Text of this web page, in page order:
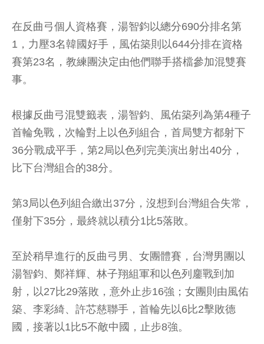
在反曲弓個人資格賽，湯智鈞以總分690分排名第
1，力壓3名韓國好手，風佑築則以644分排在資格
賽第23名，教練團決定由他們聯手搭檔參加混雙賽
事。
根據反曲弓混雙籤表，湯智鈞、風佑築列為第4種子
首輪免戰，次輪對上以色列組合，首局雙方都射下
36分戰成平手，第2局以色列完美演出射出40分，
比下台灣組合的38分。
第3局以色列組合繳出37分，沒想到台灣組合失常，
僅射下35分，最終就以積分1比5落敗。
至於稍早進行的反曲弓男、女團體賽，台灣男團以
湯智鈞、鄭祥輝、林子翔組軍和以色列鏖戰到加
射，以27比29落敗，意外止步16強；女團則由風佑
築、李彩綺、許芯慈聯手，首輪先以6比2擊敗德
國，接著以1比5不敵中國，止步8強。